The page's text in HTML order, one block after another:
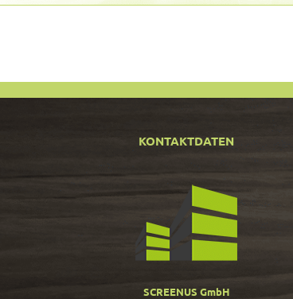
KONTAKTDATEN
SCREENUS GmbH